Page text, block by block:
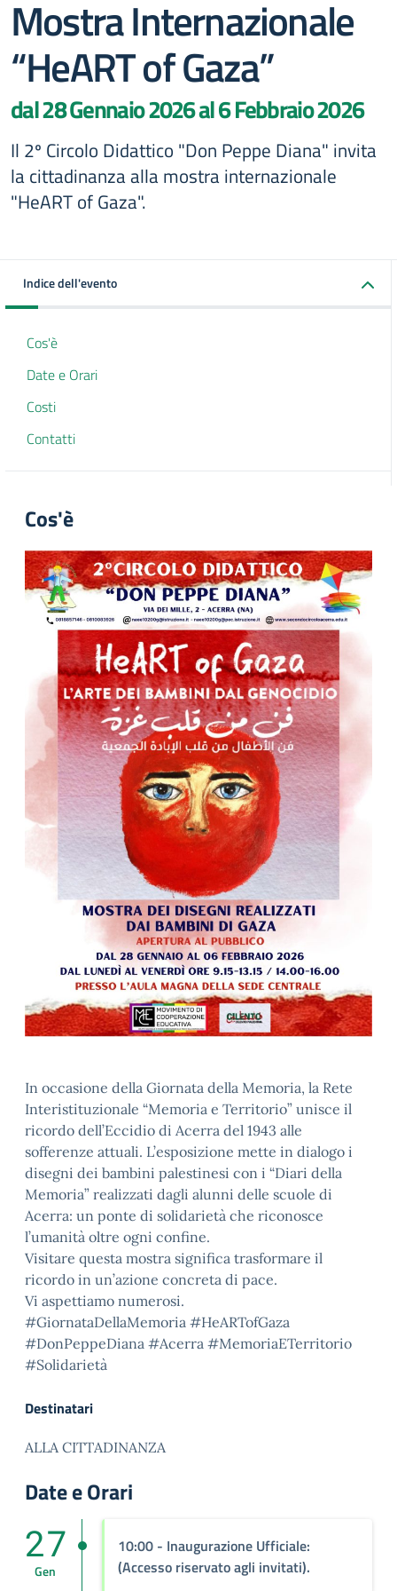
Mostra Internazionale
“HeART of Gaza”
dal 28 Gennaio 2026 al 6 Febbraio 2026
Il 2º Circolo Didattico "Don Peppe Diana" invita
la cittadinanza alla mostra internazionale
"HeART of Gaza".
Indice dell'evento
Cos'è
Date e Orari
Costi
Contatti
Cos'è
In occasione della Giornata della Memoria, la Rete
Interistituzionale “Memoria e Territorio” unisce il
ricordo dell’Eccidio di Acerra del 1943 alle
sofferenze attuali. L’esposizione mette in dialogo i
disegni dei bambini palestinesi con i “Diari della
Memoria” realizzati dagli alunni delle scuole di
Acerra: un ponte di solidarietà che riconosce
l’umanità oltre ogni confine.
Visitare questa mostra significa trasformare il
ricordo in un’azione concreta di pace.
Vi aspettiamo numerosi.
#GiornataDellaMemoria #HeARTofGaza
#DonPeppeDiana #Acerra #MemoriaETerritorio
#Solidarietà
Destinatari
ALLA CITTADINANZA
Date e Orari
27
Gen
10:00 - Inaugurazione Ufficiale:
(Accesso riservato agli invitati).